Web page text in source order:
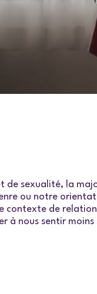
de sexualité, la
ou notre
de
à nous sentir